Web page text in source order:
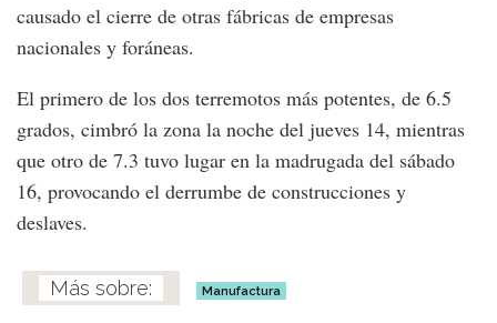
causado el cierre de otras fábricas de empresas
nacionales y foráneas.
El primero de los dos terremotos más potentes, de 6.5
grados, cimbró la zona la noche del jueves 14, mientras
que otro de 7.3 tuvo lugar en la madrugada del sábado
16, provocando el derrumbe de construcciones y
deslaves.
Manufactura